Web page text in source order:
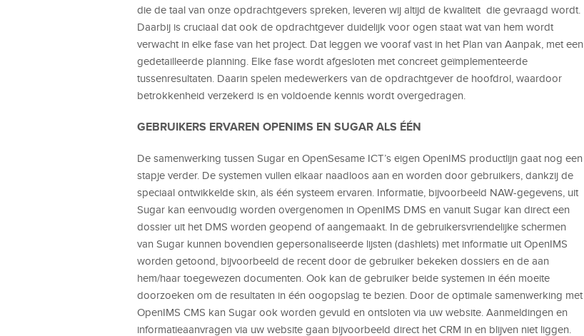
die de taal van onze opdrachtgevers spreken, leveren wij altijd de kwaliteit die gevraagd wordt.
Daarbij is cruciaal dat ook de opdrachtgever duidelijk voor ogen staat wat van hem wordt
verwacht in elke fase van het project. Dat leggen we vooraf vast in het Plan van Aanpak, met een
gedetailleerde planning. Elke fase wordt afgesloten met concreet geïmplementeerde
tussenresultaten. Daarin spelen medewerkers van de opdrachtgever de hoofdrol, waardoor
betrokkenheid verzekerd is en voldoende kennis wordt overgedragen.
GEBRUIKERS ERVAREN OPENIMS EN SUGAR ALS ÉÉN
De samenwerking tussen Sugar en OpenSesame ICT’s eigen OpenIMS productlijn gaat nog een
stapje verder. De systemen vullen elkaar naadloos aan en worden door gebruikers, dankzij de
speciaal ontwikkelde skin, als één systeem ervaren. Informatie, bijvoorbeeld NAW-gegevens, uit
Sugar kan eenvoudig worden overgenomen in OpenIMS DMS en vanuit Sugar kan direct een
dossier uit het DMS worden geopend of aangemaakt. In de gebruikersvriendelijke schermen
van Sugar kunnen bovendien gepersonaliseerde lijsten (dashlets) met informatie uit OpenIMS
worden getoond, bijvoorbeeld de recent door de gebruiker bekeken dossiers en de aan
hem/haar toegewezen documenten. Ook kan de gebruiker beide systemen in één moeite
doorzoeken om de resultaten in één oogopslag te bezien. Door de optimale samenwerking met
OpenIMS CMS kan Sugar ook worden gevuld en ontsloten via uw website. Aanmeldingen en
informatieaanvragen via uw website gaan bijvoorbeeld direct het CRM in en blijven niet liggen.